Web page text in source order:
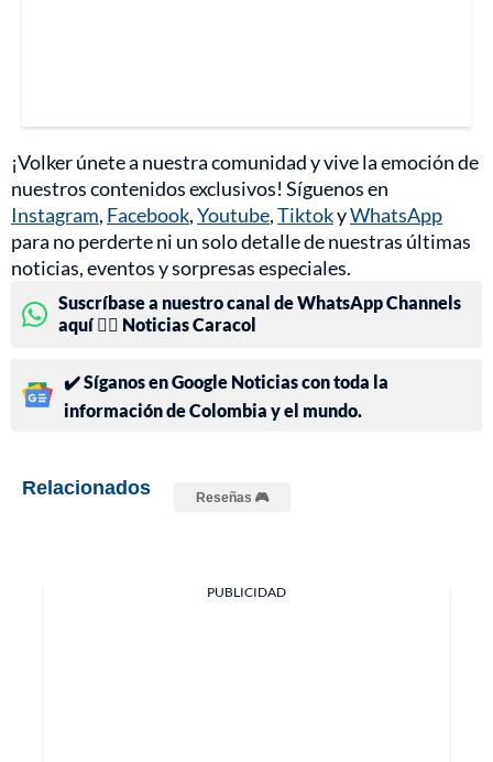
¡Volker únete a nuestra comunidad y vive la emoción de
nuestros contenidos exclusivos! Síguenos en
Instagram, Facebook,Youtube,TiktokyWhatsApp
para no perderte ni un solo detalle de nuestras últimas
noticias, eventos y sorpresas especiales.
Suscríbase a nuestro canal de WhatsApp Channels
aquí 👉🏻 Noticias Caracol
✔️ Síganos en Google Noticias con toda la
información de Colombia y el mundo.
Relacionados Reseñas 🎮
PUBLICIDAD